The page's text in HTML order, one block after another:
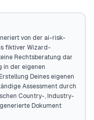
von der ai-risk-
fiktiver Wizard-
Rechtsberatung dar
in der eigenen
Deines eigenen
Assessment durch
Country-, Industry-
Dokument